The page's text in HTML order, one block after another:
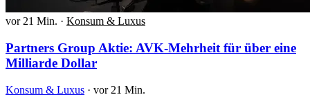
vor 21 Min. · Konsum & Luxus
Partners Group Aktie: AVK-Mehrheit für über eine
Milliarde Dollar
Konsum & Luxus · vor 21 Min.